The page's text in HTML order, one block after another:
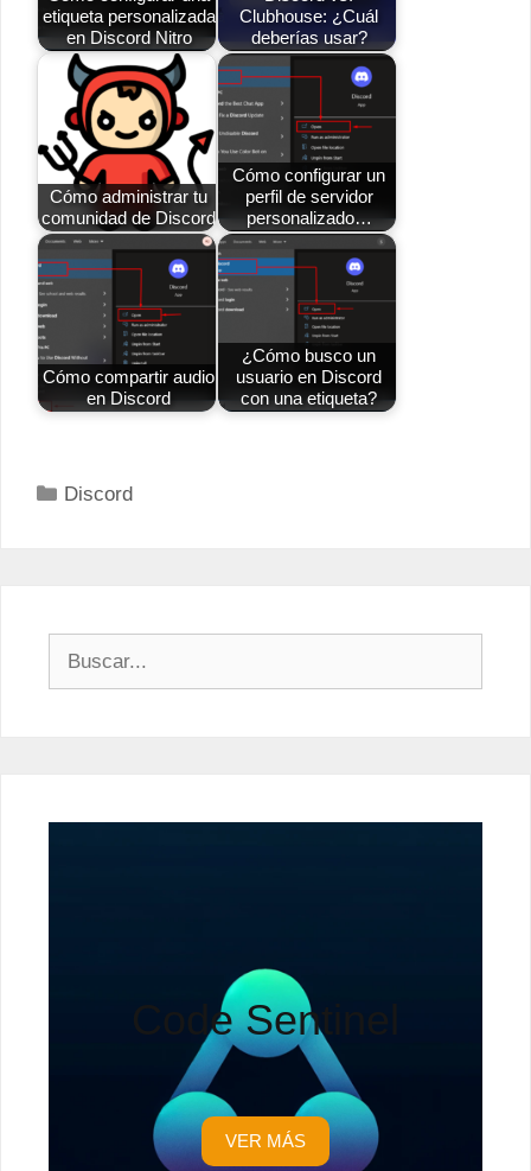
etiqueta personalizada
en Discord Nitro
Clubhouse: ¿Cuál
deberías usar?
Cómo administrar tu
comunidad de Discord
Cómo configurar un
perfil de servidor
personalizado…
Cómo compartir audio
en Discord
¿Cómo busco un
usuario en Discord
con una etiqueta?
Categorías
Discord
Code Sentinel
VER MÁS